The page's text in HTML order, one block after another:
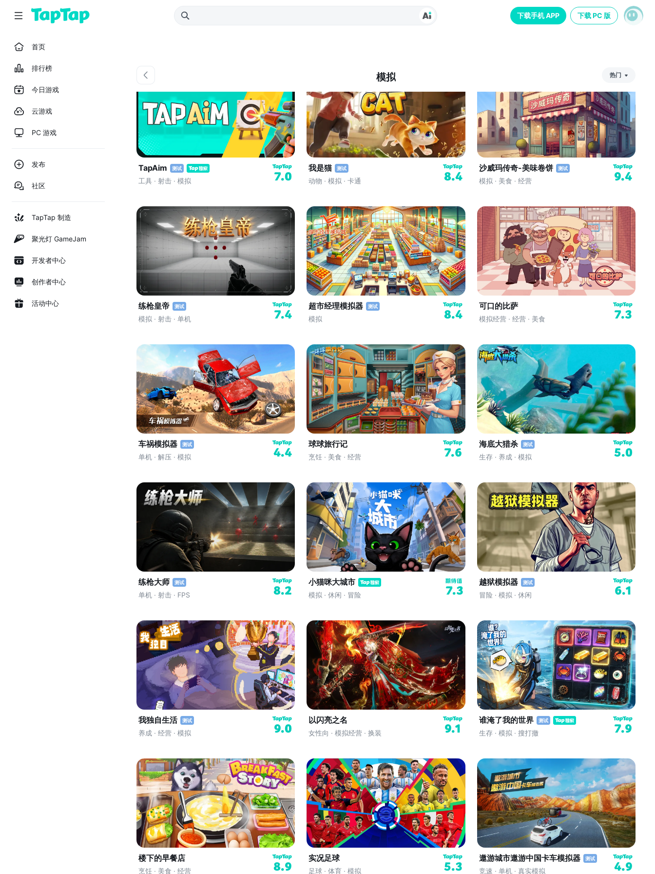
下载手机 APP 下载 PC 版
首页
排行榜
今日游戏
云游戏
PC 游戏
发布
社区
TapTap 制造
聚光灯 GameJam
开发者中心
创作者中心
活动中心
模拟 热门
门
最
新
评
分
TapAim 测试
工具 · 射击 · 模拟 7.0
我是猫 测试
动物 · 模拟 · 卡通 8.4
沙威玛传奇-美味卷饼 测试
模拟 · 美食 · 经营 9.4
练枪皇帝 测试
模拟 · 射击 · 单机 7.4
超市经理模拟器 测试
模拟 8.4
可口的比萨
模拟经营 · 经营 · 美食 7.3
车祸模拟器 测试
单机 · 解压 · 模拟 4.4
球球旅行记
烹饪 · 美食 · 经营 7.6
海底大猎杀 测试
生存 · 养成 · 模拟 5.0
练枪大师 测试
单机 · 射击 · FPS 8.2
小猫咪大城市
模拟 · 休闲 · 冒险 7.3
越狱模拟器 测试
冒险 · 模拟 · 休闲 6.1
我独自生活 测试
养成 · 经营 · 模拟 9.0
以闪亮之名
女性向 · 模拟经营 · 换装 9.1
谁淹了我的世界 测试
生存 · 模拟 · 搜打撤 7.9
楼下的早餐店
烹饪 · 美食 · 经营 8.9
实况足球
足球 · 体育 · 模拟 5.3
遨游城市遨游中国卡车模拟器 测试
竞速 · 单机 · 真实模拟 4.9